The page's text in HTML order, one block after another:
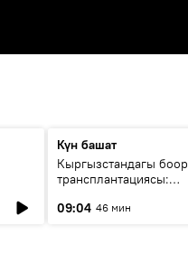
Күн башат
Кыргызстандагы боор
трансплантациясы:
келечеги
09:04 46 мин